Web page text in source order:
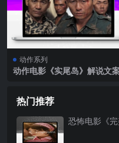
动作系列
动作电影《实尾岛》解说文
热门推荐
恐怖电影《